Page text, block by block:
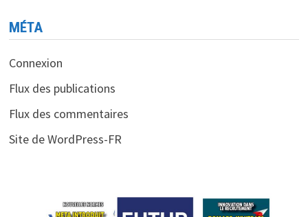
MÉTA
Connexion
Flux des publications
Flux des commentaires
Site de WordPress-FR